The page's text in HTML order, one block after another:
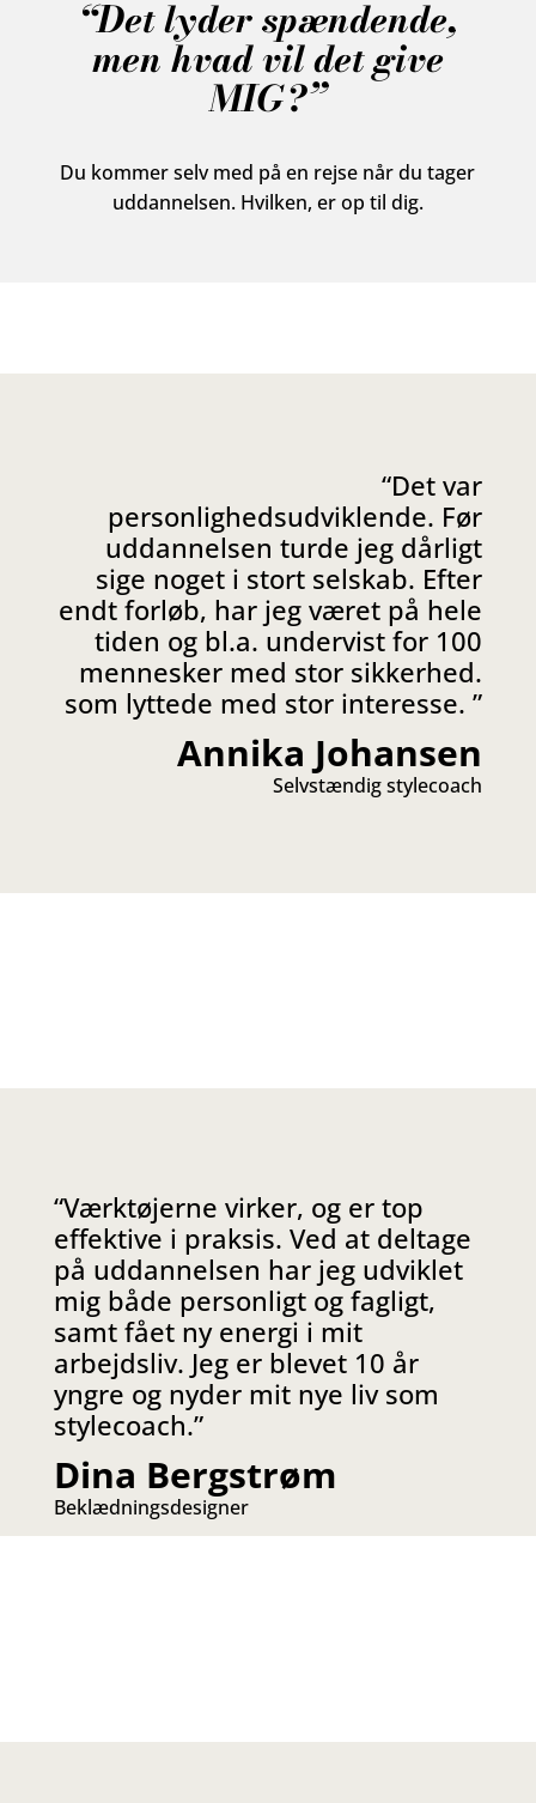
“Det lyder spændende,
men hvad vil det give
MIG?”
Du kommer selv med på en rejse når du tager
uddannelsen. Hvilken, er op til dig.
“Det var
personlighedsudviklende. Før
uddannelsen turde jeg dårligt
sige noget i stort selskab. Efter
endt forløb, har jeg været på hele
tiden og bl.a. undervist for 100
mennesker med stor sikkerhed.
som lyttede med stor interesse. ”
Annika Johansen
Selvstændig stylecoach
“Værktøjerne virker, og er top
effektive i praksis. Ved at deltage
på uddannelsen har jeg udviklet
mig både personligt og fagligt,
samt fået ny energi i mit
arbejdsliv. Jeg er blevet 10 år
yngre og nyder mit nye liv som
stylecoach.”
Dina Bergstrøm
Beklædningsdesigner